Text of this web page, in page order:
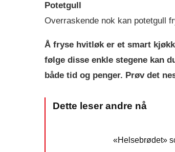
Potetgull
Overraskende nok kan potetgull
Å fryse hvitløk er et smart
følge disse enkle stegene kan
både tid og penger. Prøv det
«Helsebrødet»